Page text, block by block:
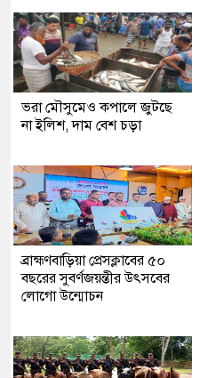
ভরা মৌসুমেও কপালে জুটছে
না ইলিশ, দাম বেশ চড়া
ব্রাহ্মণবাড়িয়া প্রেসক্লাবের ৫০
বছরের সুবর্ণজয়ন্তীর উৎসবের
লোগো উন্মোচন